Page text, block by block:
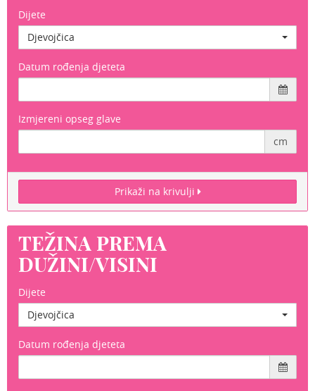
Dijete
Djevojčica
Datum rođenja djeteta
Izmjereni opseg glave
cm
Prikaži na krivulji
TEŽINA PREMA
DUŽINI/VISINI
Dijete
Djevojčica
Datum rođenja djeteta